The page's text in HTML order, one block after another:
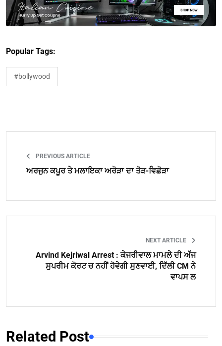
Popular Tags:
#bollywood
PREVIOUS ARTICLE
ਅਰਜੁਨ ਕਪੂਰ ਤੇ ਮਲਾਇਕਾ ਅਰੋੜਾ ਦਾ ਤੋੜ-ਵਿਛੋੜਾ
NEXT ARTICLE
Arvind Kejriwal Arrest : ਕੇਜਰੀਵਾਲ ਮਾਮਲੇ ਦੀ ਅੱਜ
ਸੁਪਰੀਮ ਕੋਰਟ ਚ ਨਹੀਂ ਹੋਵੇਗੀ ਸੁਣਵਾਈ, ਦਿੱਲੀ CM ਨੇ
ਵਾਪਸ ਲ
Related Post